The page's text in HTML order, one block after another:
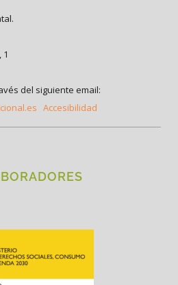
del siguiente email:
Accesibilidad